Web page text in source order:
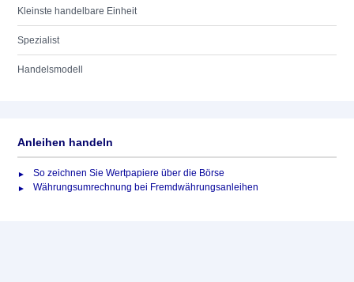
Kleinste handelbare Einheit
Spezialist
Handelsmodell
Anleihen handeln
So zeichnen Sie Wertpapiere über die Börse
Währungsumrechnung bei Fremdwährungsanleihen